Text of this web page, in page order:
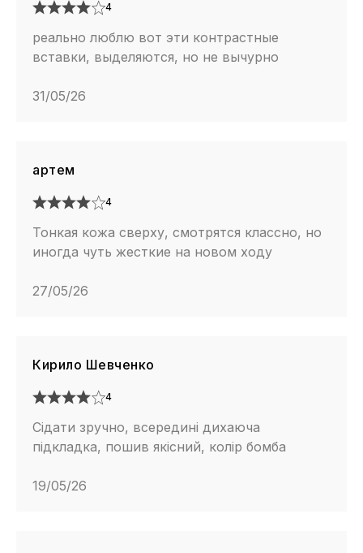
4
реально люблю вот эти контрастные
вставки, выделяются, но не вычурно
31/05/26
артем
4
Тонкая кожа сверху, смотрятся классно, но
иногда чуть жесткие на новом ходу
27/05/26
Кирило Шевченко
4
Сідати зручно, всередині дихаюча
підкладка, пошив якісний, колір бомба
19/05/26